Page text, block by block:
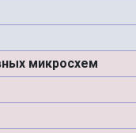
микросхем